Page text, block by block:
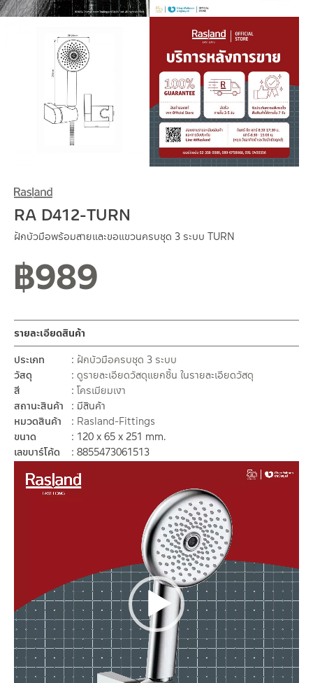
RA D412-TURN
ฝักบัวมือพร้อมสายและขอแขวนครบชุด 3 ระบบ TURN
฿989
รายละเอียดสินค้า
ประเภท
ฝักบัวมือครบชุด 3 ระบบ
วัสดุ
ดูรายละเอียดวัสดุแยกชิ้น ในรายละเอียดวัสดุ
สี
โครเมียมเงา
สถานะสินค้า
มีสินค้า
หมวดสินค้า
Rasland-Fittings
ขนาด
120 x 65 x 251 mm.
เลขบาร์โค้ด
8855473061513
เล่น